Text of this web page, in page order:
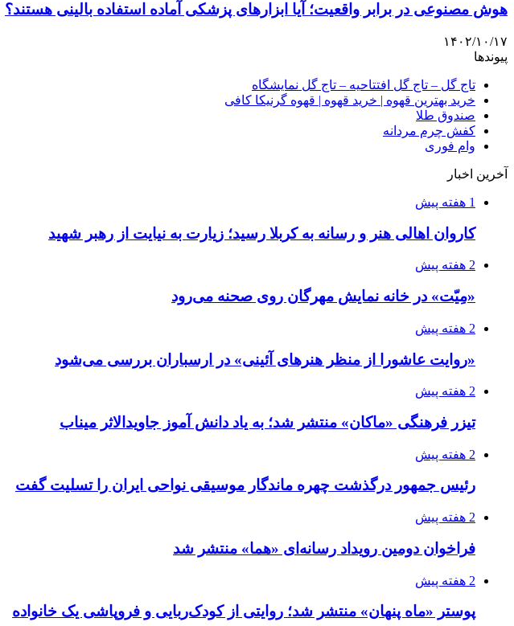
هوش مصنوعی در برابر واقعیت؛ آیا ابزارهای پزشکی آماده استفاده بالینی هستند؟
۱۴۰۲/۱۰/۱۷
پیوندها
تاج گل – تاج گل افتتاحیه – تاج گل نمایشگاه
خرید بهترین قهوه | خرید قهوه | قهوه گرنیکا کافی
صندوق طلا
کفش چرم مردانه
وام فوری
آخرین اخبار
1 هفته پیش
کاروان اهالی هنر و رسانه به کربلا رسید؛ زیارت به نیایت از رهبر شهید
2 هفته پیش
«مِیّت» در خانه نمایش مهرگان روی صحنه می‌رود
2 هفته پیش
«روایت عاشورا از منظر هنرهای آئینی» در ارسباران بررسی می‌شود
2 هفته پیش
تیزر فرهنگی «ماکان» منتشر شد؛ به یاد دانش آموز جاویدالاثر میناب
2 هفته پیش
رئیس جمهور درگذشت چهره ماندگار موسیقی نواحی ایران را تسلیت گفت
2 هفته پیش
فراخوان دومین رویداد رسانه‌ای «هما» منتشر شد
2 هفته پیش
پوستر «ماه پنهان» منتشر شد؛ روایتی از کودک‌ربایی و فروپاشی یک خانواده